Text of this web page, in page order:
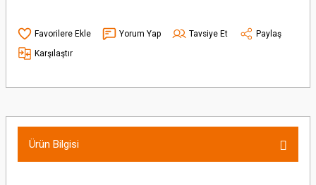
Yorum Yap Tavsiye Et
Paylaş
Karşılaştır
Ürün Bilgisi